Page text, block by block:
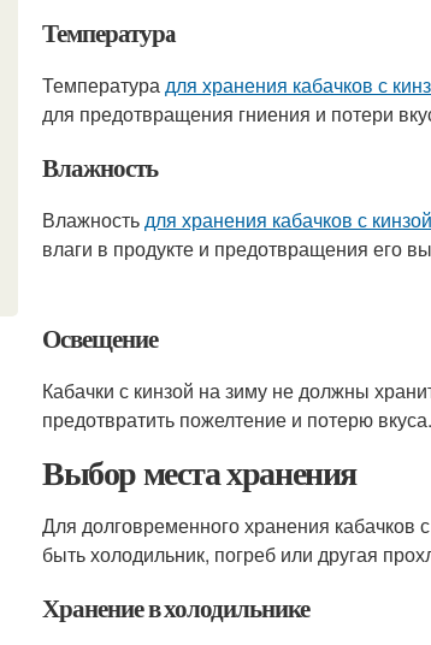
Температура
Температурадля хранения кабачков с
для предотвращения гниения и потери
Влажность
Влажностьдля хранения кабачков с
влаги в продукте и предотвращения его
Освещение
Кабачки с кинзой на зиму не должны
предотвратить пожелтение и потерю вкуса.
Выбор места хранения
Для долговременного хранения
быть холодильник, погреб или другая
Хранение в холодильнике